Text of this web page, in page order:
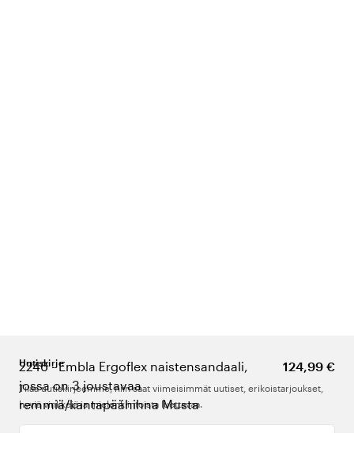
2246 - Embla Ergoflex naistensandaali,
jossa on 3 joustavaa
remmiä/kantapäähihna Musta
124,99 €
Uutiskirje
Tilaa uutiskirjeemme, niin saat viimeisimmät uutiset, erikoistarjoukset,
hyviä vinkkejä ja mielenkiintoista luettavaa.
Kirjoita sähköpostiosoitteesi